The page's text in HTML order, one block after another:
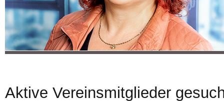
Aktive Vereinsmitglieder